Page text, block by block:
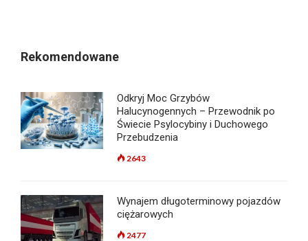
Rekomendowane
Odkryj Moc Grzybów
Halucynogennych – Przewodnik po
Świecie Psylocybiny i Duchowego
Przebudzenia
2643
Wynajem długoterminowy pojazdów
ciężarowych
2477